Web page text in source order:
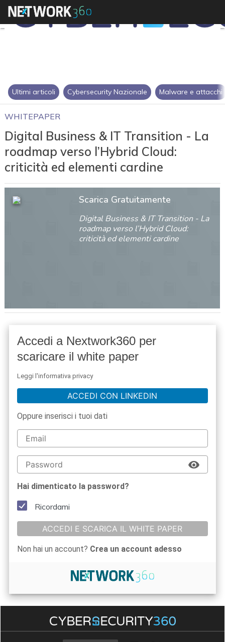
Ultimi articoli Cybersecurity Nazionale Malware e attacchi
WHITEPAPER
Digital Business & IT Transition - La
roadmap verso l’Hybrid Cloud:
criticità ed elementi cardine
Scarica Gratuitamente
Digital Business & IT Transition - La
roadmap verso l’Hybrid Cloud:
criticità ed elementi cardine
Accedi a Nextwork360 per
scaricare il white paper
Leggi l'informativa privacy
ACCEDI CON LINKEDIN
Oppure inserisci i tuoi dati
Hai dimenticato la password?
Ricordami
ACCEDI E SCARICA IL WHITE PAPER
Non hai un account? Crea un account adesso